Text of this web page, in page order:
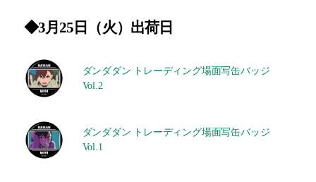
◆3月 25 日（火）出荷日
ダンダダン トレーディング場面写缶バッジ
Vol.2
ダンダダン トレーディング場面写缶バッジ
Vol.1